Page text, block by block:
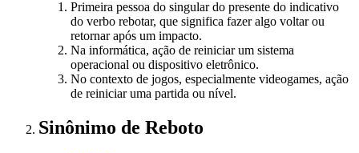
Primeira pessoa do singular do presente do indicativo
do verbo rebotar, que significa fazer algo voltar ou
retornar após um impacto.
Na informática, ação de reiniciar um sistema
operacional ou dispositivo eletrônico.
No contexto de jogos, especialmente videogames, ação
de reiniciar uma partida ou nível.
Sinônimo de Reboto